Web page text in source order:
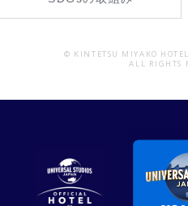
© KINTETSU MIYAKO
ALL RIGHTS